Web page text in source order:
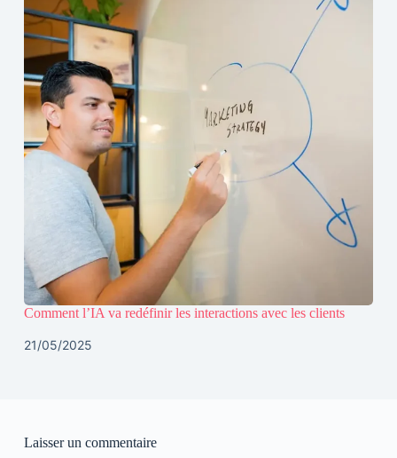
Comment l’IA va redéfinir les interactions avec les clients
21/05/2025
Laisser un commentaire